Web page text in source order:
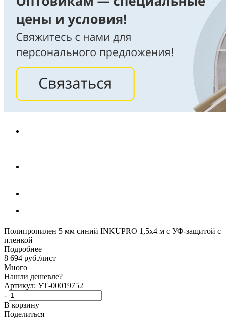
Полипропилен 5 мм синий INKUPRO 1,5х4 м с УФ-защитой с
пленкой
Подробнее
8 694 руб./лист
Много
Нашли дешевле?
Артикул: УТ-00019752
-
+
В корзину
Поделиться